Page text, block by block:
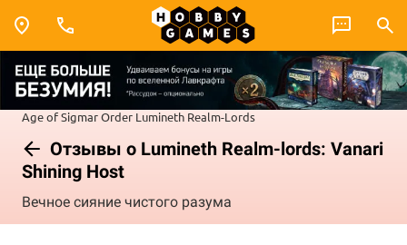
Age of SigmarOrder Lumineth Realm-Lords
Отзывы о Lumineth Realm-lords: Vanari
Shining Host
Вечное сияние чистого разума